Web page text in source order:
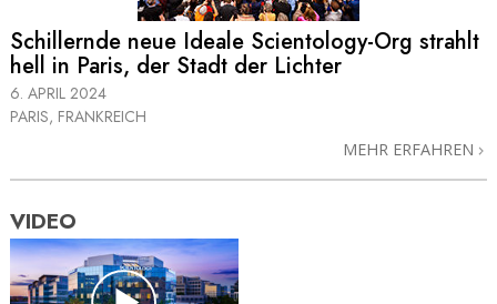
Schillernde neue Ideale Scientology-Org strahlt
hell in Paris, der Stadt der Lichter
6. APRIL 2024
PARIS, FRANKREICH
MEHR ERFAHREN
VIDEO